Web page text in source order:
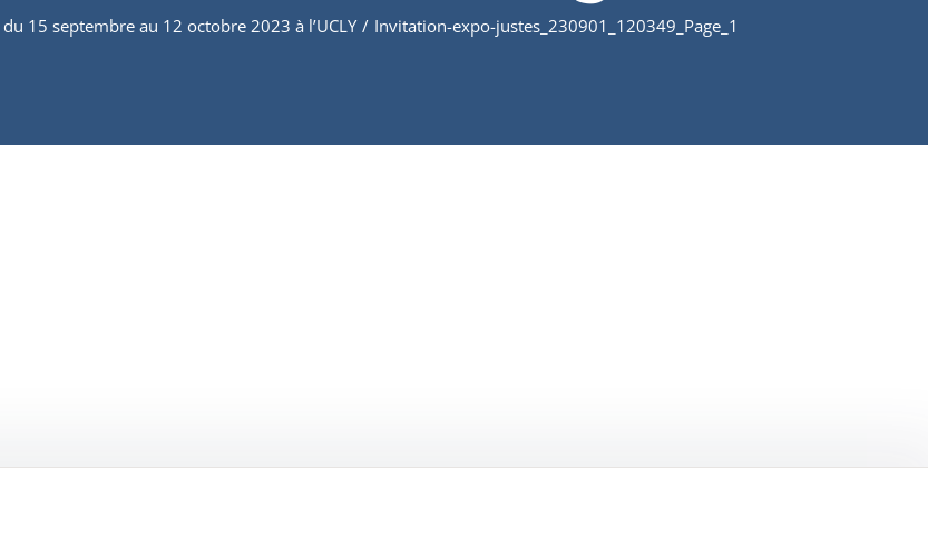
du 15 septembre au 12 octobre 2023 à l’UCLY / Invitation-expo-justes_230901_120349_Page_1